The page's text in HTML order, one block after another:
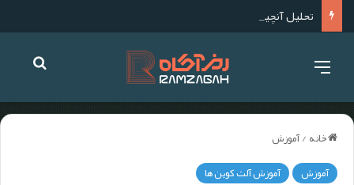
تحلیل آنچین چیست؟ آموزش صفر تا صد تحلیل آنچین
خانه/آموزش
آموزش
آموزش آلت کوین ها